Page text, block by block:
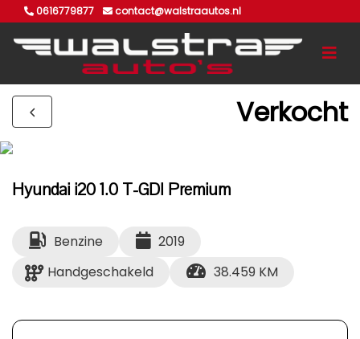
0616779877 contact@walstraautos.nl
Verkocht
Hyundai i20 1.0 T-GDI Premium
Benzine
2019
Handgeschakeld
38.459 KM